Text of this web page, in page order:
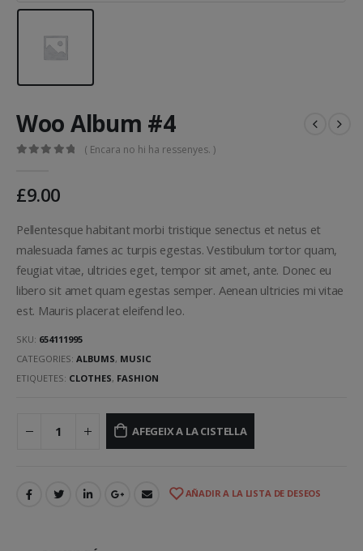
Woo Album #4
( Encara no hi ha ressenyes. )
£9.00
Pellentesque habitant morbi tristique senectus et netus et
malesuada fames ac turpis egestas. Vestibulum tortor quam,
feugiat vitae, ultricies eget, tempor sit amet, ante. Donec eu
libero sit amet quam egestas semper. Aenean ultricies mi vitae
est. Mauris placerat eleifend leo.
SKU: 654111995
CATEGORIES: ALBUMS, MUSIC
ETIQUETES: CLOTHES, FASHION
AFEGEIX A LA CISTELLA
AÑADIR A LA LISTA DE DESEOS